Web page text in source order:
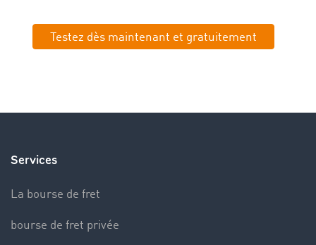
Testez dès maintenant et gratuitement
Services
La bourse de fret
bourse de fret privée